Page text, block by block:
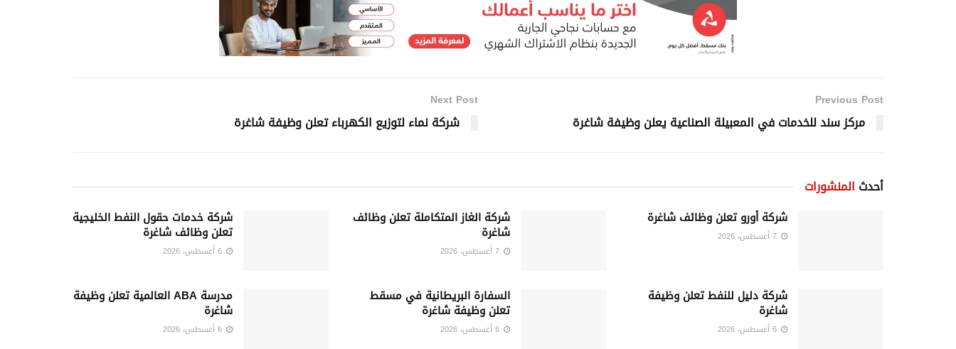
Previous Post
مركز سند للخدمات في المعبيلة الصناعية يعلن وظيفة شاغرة
Next Post
شركة نماء لتوزيع الكهرباء تعلن وظيفة شاغرة
أحدث المنشورات
شركة أورو تعلن وظائف شاغرة شركة الغاز المتكاملة تعلن وظائف
شاغرة
شركة خدمات حقول النفط الخليجية
تعلن وظائف شاغرة
شركة دليل للنفط تعلن وظيفة
شاغرة
السفارة البريطانية في مسقط
تعلن وظيفة شاغرة
مدرسة ABA العالمية تعلن وظيفة
شاغرة